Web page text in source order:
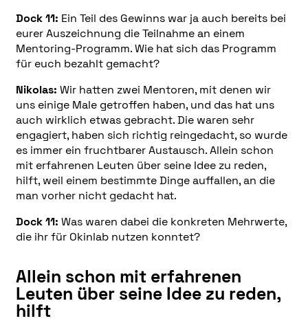
Dock 11: Ein Teil des Gewinns war ja auch bereits bei
eurer Auszeichnung die Teilnahme an einem
Mentoring-Programm. Wie hat sich das Programm
für euch bezahlt gemacht?
Nikolas: Wir hatten zwei Mentoren, mit denen wir
uns einige Male getroffen haben, und das hat uns
auch wirklich etwas gebracht. Die waren sehr
engagiert, haben sich richtig reingedacht, so wurde
es immer ein fruchtbarer Austausch. Allein schon
mit erfahrenen Leuten über seine Idee zu reden,
hilft, weil einem bestimmte Dinge auffallen, an die
man vorher nicht gedacht hat.
Dock 11: Was waren dabei die konkreten Mehrwerte,
die ihr für Okinlab nutzen konntet?
Allein schon mit erfahrenen
Leuten über seine Idee zu reden,
hilft